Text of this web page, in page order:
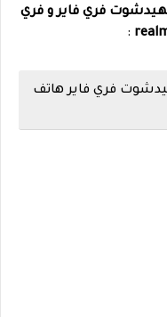
فري فاير و فري
:
فري فاير هاتف